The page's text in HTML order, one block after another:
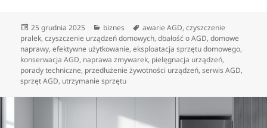
Data
publikacji
25 grudnia 2025 Kategorie
biznes Tagi
awarie AGD,czyszczenie
pralek,czyszczenie urządzeń domowych,dbałość o AGD,domowe
naprawy,efektywne użytkowanie,eksploatacja sprzętu domowego,
konserwacja AGD, naprawa zmywarek, pielęgnacja urządzeń,
porady techniczne, przedłużenie żywotności urządzeń,serwis AGD,
sprzęt AGD, utrzymanie sprzętu